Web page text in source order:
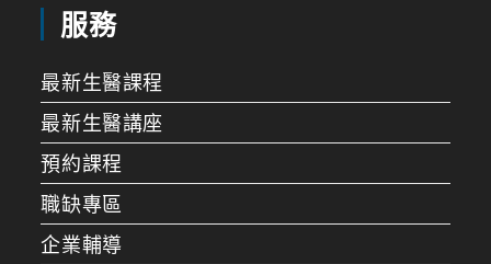
服務
最新生醫課程
最新生醫講座
預約課程
職缺專區
企業輔導